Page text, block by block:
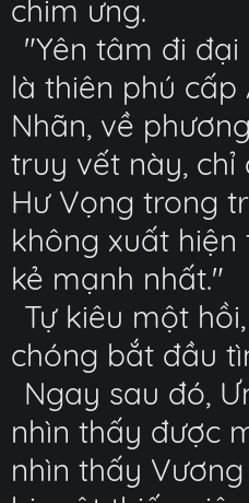
chim ưng.
"Yên tâm đi
là thiên phú cấp
Nhãn, về
truy vết này, chỉ
Hư Vọng trong
không xuất hiện
kẻ mạnh nhất."
Tự kiêu một
chóng bắt đầu
Ngay sau đó,
nhìn thấy được
nhìn thấy